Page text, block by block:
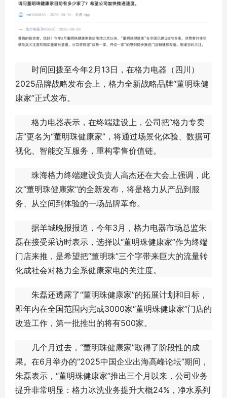
时间回拨至今年2月13日，在格力电器（四川）
2025品牌战略发布会上，格力全新战略品牌“董明珠健
康家”正式发布。
格力电器表示，在终端建设上，公司把“格力专卖
店”更名为“董明珠健康家”，将通过场景化体验、数据可
视化、智能交互服务，重构零售价值链。
珠海格力终端建设负责人高杰还在大会上强调，此
次“董明珠健康家”的全新发布，将是格力从产品到服
务、从空间到体验的一场品牌革命。
据羊城晚报报道，今年3月，格力电器市场总监朱
磊在接受采访时表示，选择以“董明珠健康家”作为终端
门店来推，是希望把“董明珠”三个字带来巨大的流量转
化成社会对格力全系健康家电的关注度。
朱磊还透露了“董明珠健康家”的拓展计划和目标，
即年内在全国范围内完成3000家“董明珠健康家”门店的
改造工作，第一批推出的将有500家。
几个月过去，“董明珠健康家”取得了阶段性的成
果。在6月举办的“2025中国企业出海高峰论坛”期间，
朱磊表示，“董明珠健康家”推出三个月以来，公司业务
提升非常明显：格力冰洗业务提升大概24%，净水系列